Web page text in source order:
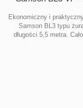
Ekonomiczny i
Samson BL3 typu
długości 5,5 metra.